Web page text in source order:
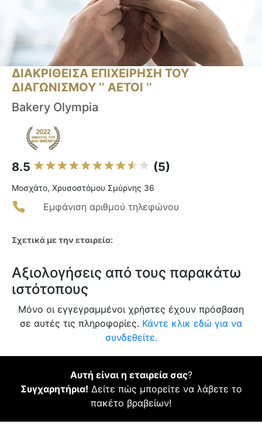
ΔΙΑΚΡΙΘΕΙΣΑ ΕΠΙΧΕΙΡΗΣΗ ΤΟΥ
ΔΙΑΓΩΝΙΣΜΟΥ ‘’ ΑΕΤΟΙ ‘’
Bakery Olympia
8.5 (5)
Μοσχάτο, Χρυσοστόμου Σμύρνης 36
Εμφάνιση αριθμού τηλεφώνου
Σχετικά με την εταιρεία:
Αξιολογήσεις από τους παρακάτω
ιστότοπους
Μόνο οι εγγεγραμμένοι χρήστες έχουν πρόσβαση
σε αυτές τις πληροφορίες. Κάντε κλικ εδώ για να
συνδεθείτε.
Αυτή είναι η εταιρεία σας?
Συγχαρητήρια! Δείτε πώς μπορείτε να λάβετε το
πακέτο βραβείων!